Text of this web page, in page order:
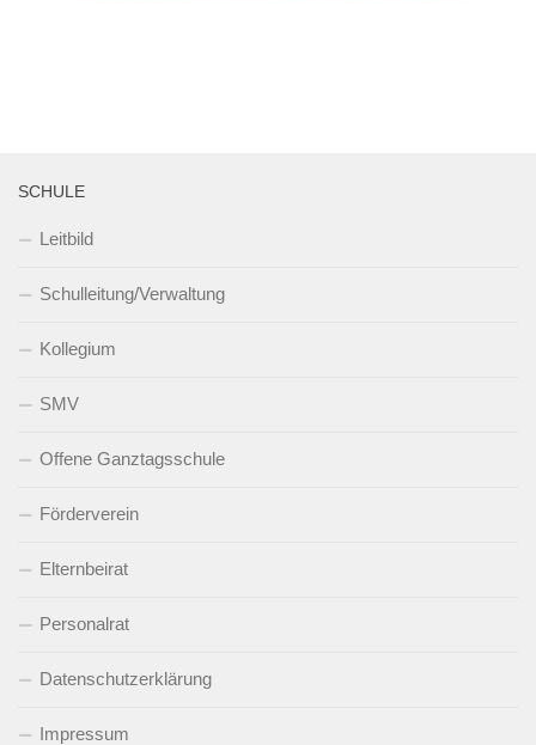
SCHULE
Leitbild
Schulleitung/Verwaltung
Kollegium
SMV
Offene Ganztagsschule
Förderverein
Elternbeirat
Personalrat
Datenschutzerklärung
Impressum